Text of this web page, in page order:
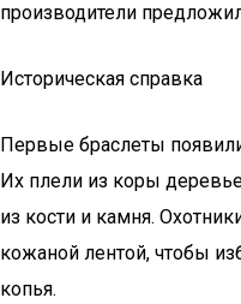
производители
Историческая справка
Первые браслеты
Их плели из коры
из кости и камня.
кожаной лентой, чтобы
копья.